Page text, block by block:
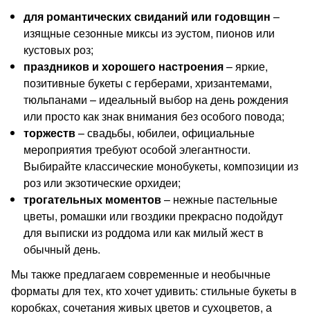
для романтических свиданий или годовщин –
изящные сезонные миксы из эустом, пионов или
кустовых роз;
праздников и хорошего настроения– яркие,
позитивные букеты с герберами, хризантемами,
тюльпанами – идеальный выбор на день рождения
или просто как знак внимания без особого повода;
торжеств– свадьбы, юбилеи, официальные
мероприятия требуют особой элегантности.
Выбирайте классические монобукеты, композиции из
роз или экзотические орхидеи;
трогательных моментов– нежные пастельные
цветы, ромашки или гвоздики прекрасно подойдут
для выписки из роддома или как милый жест в
обычный день.
Мы также предлагаем современные и необычные
форматы для тех, кто хочет удивить: стильные букеты в
коробках, сочетания живых цветов и сухоцветов, а